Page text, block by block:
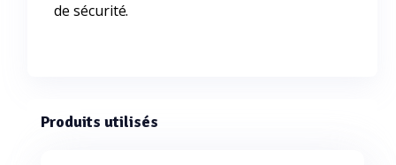
de sécurité.
Produits utilisés